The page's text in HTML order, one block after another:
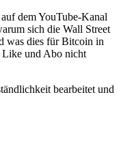
auf dem YouTube-Kanal
sich die Wall Street
was dies für Bitcoin in
Like und Abo nicht
bearbeitet und